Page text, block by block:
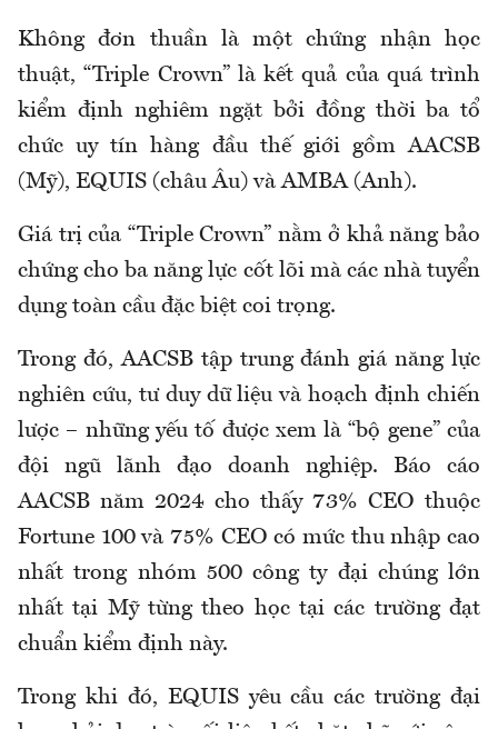
Không đơn thuần là một chứng nhận học
thuật, “Triple Crown” là kết quả của quá trình
kiểm định nghiêm ngặt bởi đồng thời ba tổ
chức uy tín hàng đầu thế giới gồm AACSB
(Mỹ), EQUIS (châu Âu) và AMBA (Anh).
Giá trị của “Triple Crown” nằm ở khả năng bảo
chứng cho ba năng lực cốt lõi mà các nhà tuyển
dụng toàn cầu đặc biệt coi trọng.
Trong đó, AACSB tập trung đánh giá năng lực
nghiên cứu, tư duy dữ liệu và hoạch định chiến
lược – những yếu tố được xem là “bộ gene” của
đội ngũ lãnh đạo doanh nghiệp. Báo cáo
AACSB năm 2024 cho thấy 73% CEO thuộc
Fortune 100 và 75% CEO có mức thu nhập cao
nhất trong nhóm 500 công ty đại chúng lớn
nhất tại Mỹ từng theo học tại các trường đạt
chuẩn kiểm định này.
Trong khi đó, EQUIS yêu cầu các trường đại